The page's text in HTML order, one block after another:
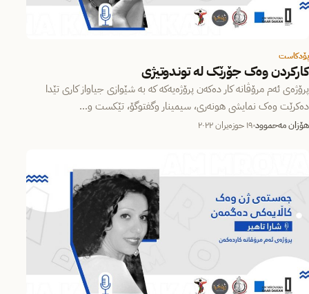
پۆدکاست
کارکردن وەک جۆرێک لە توندوتیژی
پرۆژەی ئەم مرۆڤانە کار دەکەن پرۆژەیەکە کە بە شێوازی جیاواز کاری تێدا
دەکرێت وەک نمایشی هونەری، سیمینار وگفتوگۆ، تێکست و…
هۆزان مەحموود ١٩ حوزه‌یران ٢٠٢٢